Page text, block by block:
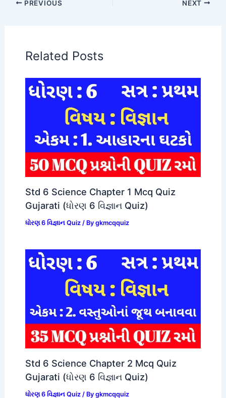
PREVIOUS NEXT
Related Posts
Std 6 Science Chapter 1 Mcq Quiz
Gujarati (ધોરણ 6 વિજ્ઞાન Quiz)
ધોરણ 6 વિજ્ઞાન Quiz/ By gkmcqquiz
Std 6 Science Chapter 2 Mcq Quiz
Gujarati (ધોરણ 6 વિજ્ઞાન Quiz)
ધોરણ 6 વિજ્ઞાન Quiz/ By gkmcqquiz